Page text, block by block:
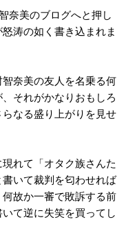
奈美のブログへと押し
涛の如く書き込まれま
奈美の友人を名乗る何
それがかなりおもしろ
なる盛り上がりを見せ
れて「オタク族さんた
いて裁判を匂わせれば
故か一審で敗訴する前
て逆に失笑を買ってし